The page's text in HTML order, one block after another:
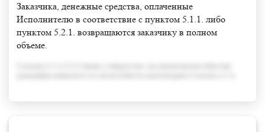
Заказчика, денежные средства, оплаченные
Исполнителю в соответствие с пунктом 5.1.1. либо
пунктом 5.2.1. возвращаются заказчику в полном
объеме.